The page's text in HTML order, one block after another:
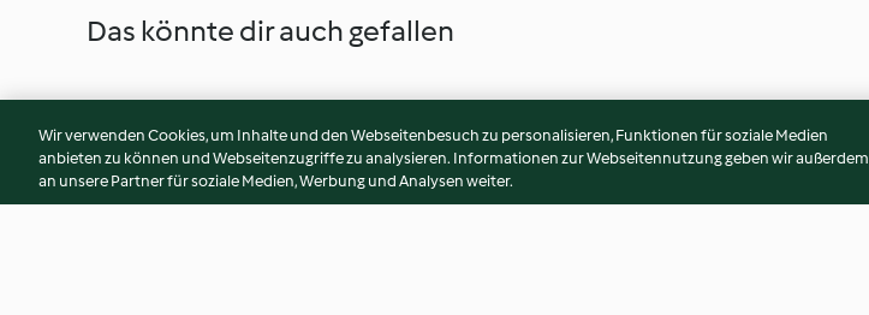
Das könnte dir auch gefallen
Wir verwenden Cookies, um Inhalte und den Webseitenbesuch zu personalisieren, Funktionen für soziale Medien
anbieten zu können und Webseitenzugriffe zu analysieren. Informationen zur Webseitennutzung geben wir außerdem
an unsere Partner für soziale Medien, Werbung und Analysen weiter.